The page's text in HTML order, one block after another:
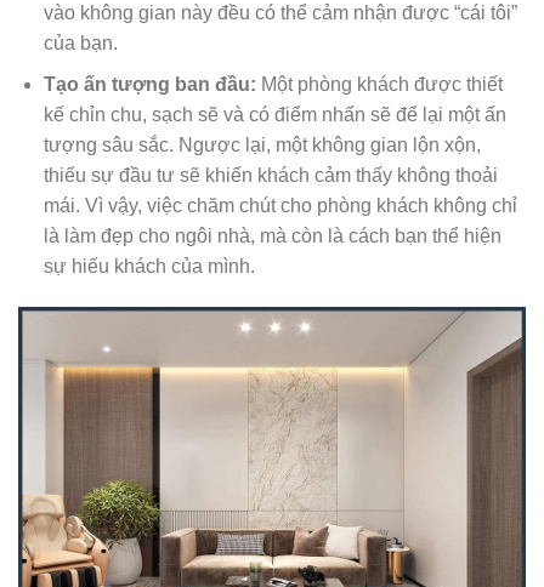
vào không gian này đều có thể cảm nhận được “cái tôi”
của bạn.
Tạo ấn tượng ban đầu: Một phòng khách được thiết
kế chỉn chu, sạch sẽ và có điểm nhấn sẽ để lại một ấn
tượng sâu sắc. Ngược lại, một không gian lộn xộn,
thiếu sự đầu tư sẽ khiến khách cảm thấy không thoải
mái. Vì vậy, việc chăm chút cho phòng khách không chỉ
là làm đẹp cho ngôi nhà, mà còn là cách bạn thể hiện
sự hiếu khách của mình.